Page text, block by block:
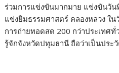
ร่วมการแข่งขันมากมาย แข่งขันวั
แข่งยิมธรรมศาสตร์ คลองหลวง ใ
การถ่ายทอดสด 200 กว่าประเทศ
รู้จักจังหวัดปทุมธานี ถือว่าเป็นปร